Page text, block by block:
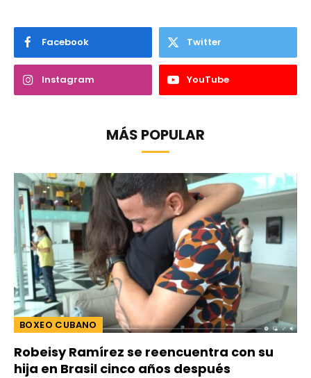
Facebook Twitter
Instagram YouTube
MÁS POPULAR
BOXEO CUBANO
Robeisy Ramírez se reencuentra con su
hija en Brasil cinco años después